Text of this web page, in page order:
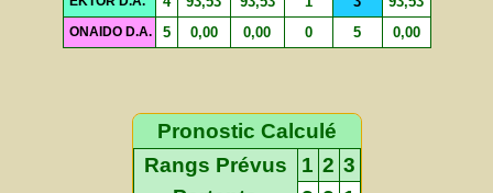
ONAIDO D.A. 5 0,00 0,00 0 5 0,00
Pronostic Calculé
Rangs Prévus
1 2 3